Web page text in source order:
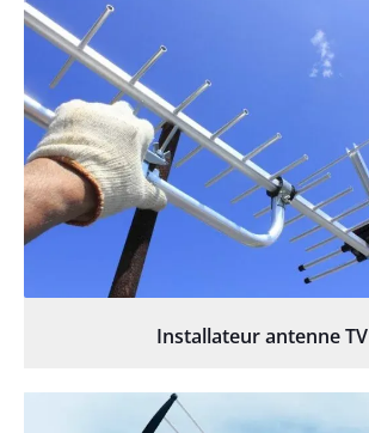
Installateur antenne TV